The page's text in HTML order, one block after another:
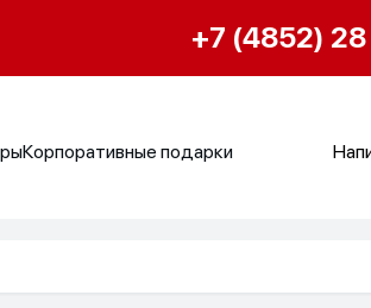
+7 (4852)
Корпоративные подарки